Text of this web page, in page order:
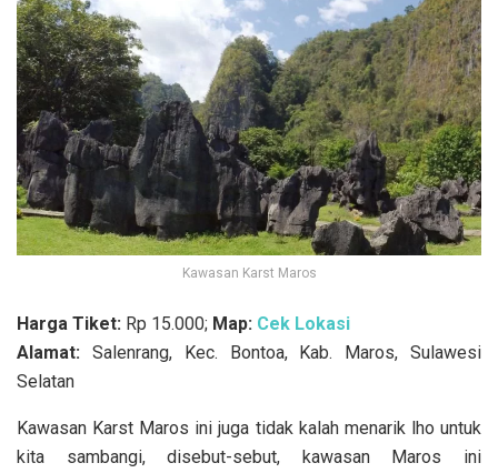
Kawasan Karst Maros
Harga Tiket: Rp 15.000; Map: Cek Lokasi
Alamat: Salenrang, Kec. Bontoa, Kab. Maros, Sulawesi
Selatan
Kawasan Karst Maros ini juga tidak kalah menarik lho untuk
kita sambangi, disebut-sebut, kawasan Maros ini